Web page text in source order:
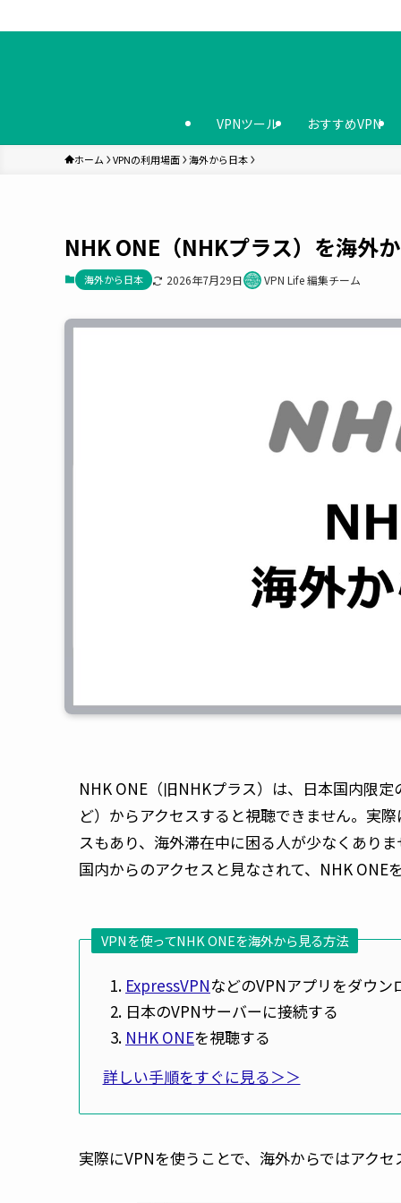
VPNツール おすすめVPN
ホーム VPNの利用場面 海外から日本
NHK ONE（NHKプラス）を海外
海外から日本 2026年7月29日 VPN Life 編集チーム
NHK ONE（旧NHKプラス）は、日本国内限
ど）からアクセスすると視聴できません。実
スもあり、海外滞在中に困る人が少なくあり
国内からのアクセスと見なされて、NHK ONE
VPNを使ってNHK ONEを海外から見る方法
ExpressVPNなどのVPNアプリをダウン
日本のVPNサーバーに接続する
NHK ONEを視聴する
詳しい手順をすぐに見る＞＞
実際にVPNを使うことで、海外からではアク